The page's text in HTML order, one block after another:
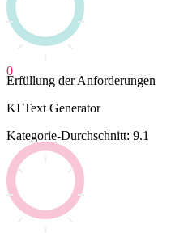
0
Erfüllung der Anforderungen
KI Text Generator
Kategorie-Durchschnitt: 9.1